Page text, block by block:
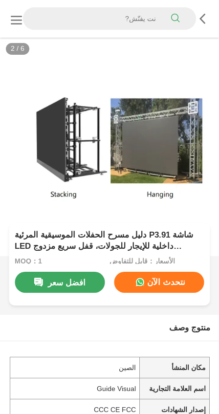
2 / 6
دليل مسرح الحفلات الموسيقية المرئية P3.91 شاشة
LED داخلية للإيجار للجولات، قفل سريع مزدوج
احتياطي
MOQ：1 الأسعار：قابل للتفاوض
افضل سعر نتحدث الآن
منتوج وصف
مكان المنشأ الصين
اسم العلامة التجارية Guide Visual
إصدار الشهادات CCC CE FCC